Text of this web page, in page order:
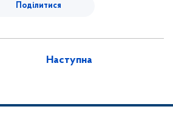
Поділитися
Наступна